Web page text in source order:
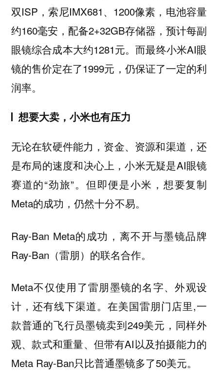
双ISP，索尼IMX681、1200像素，电池容量
约160毫安，配备2+32GB存储器，预计每副
眼镜综合成本大约1281元。而最终小米AI眼
镜的售价定在了1999元，仍保证了一定的利
润率。
想要大卖，小米也有压力
无论在软硬件能力，资金、资源和渠道，还
是布局的速度和决心上，小米无疑是AI眼镜
赛道的“劲旅”。但即便是小米，想要复制
Meta的成功，仍然十分不易。
Ray-Ban Meta的成功，离不开与墨镜品牌
Ray-Ban（雷朋）的联名合作。
Meta不仅使用了雷朋墨镜的名字、外观设
计，还有线下渠道。在美国雷朋门店里,一
款普通的飞行员墨镜卖到249美元，同样外
观、款式和重量、但带有AI以及拍摄能力的
Meta Ray-Ban只比普通墨镜多了50美元。